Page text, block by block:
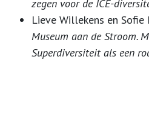
zegen voor de ICE-
Lieve Willekens en Sofie
Museum aan de Stroom.
Superdiversiteit als een